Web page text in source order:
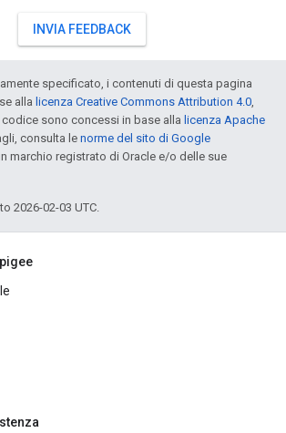
INVIA FEEDBACK
specificato, i contenuti di questa pagina
alla licenza Creative Commons Attribution 4.0,
sono concessi in base alla licenza Apache
consulta lenorme del sito di Google
marchio registrato di Oracle e/o delle sue
2026-02-03 UTC.